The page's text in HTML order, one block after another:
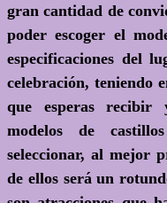
gran cantidad de
poder escoger el
especificaciones del
celebración, teniendo
que esperas recibir
modelos de
seleccionar, al mejor
de ellos será un